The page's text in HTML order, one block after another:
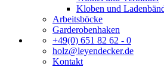
Kloben und
Arbeitsböcke
Garderobenhaken
+49(0) 651 82 62 - 0
holz@leyendecker.de
Kontakt